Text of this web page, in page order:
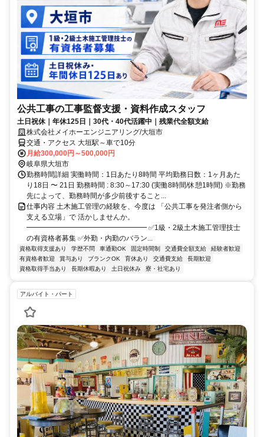
公共工事の工事監督支援・資料作成スタッフ
土日祝休｜年休125日｜30代・40代活躍中｜残業代全額支給
株式会社メイホーエンジニアリング/大垣市
交通・アクセス 大垣駅～車で10分
月給300,000円～500,000円
岐阜県大垣市
勤務時間詳細 実働時間：1日あたり8時間 平均勤務日数：1ヶ月あた
り18日 〜 21日 勤務時間 : 8:30～17:30 (実働8時間/休憩1時間) ※勤務
先によって、勤務時間が多少前後すること...
仕事内容 土木施工管理の経験を、今度は 「公共工事を発注者側から
支える立場」で 活かしませんか。
━━━━━━━━━━━━━━━━━ ✅1級・2級土木施工管理技士
の有資格者募集 ✅外勤・内勤のバラン...
資格取得支援あり 学歴不問 車通勤OK 固定時間制 交通費全額支給
経験者歓迎
有資格者歓迎
賞与あり ブランクOK 育休あり 交通費支給
長期歓迎
資格取得手当あり
長期休暇あり 土日祝休み 寮・社宅あり
アルバイト・パート